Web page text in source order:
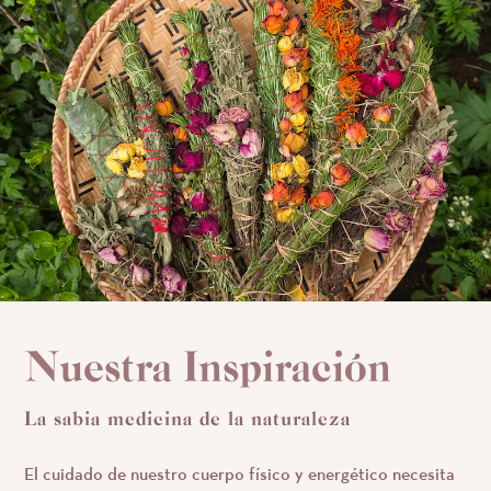
Nuestra Inspiración
La sabia medicina de la naturaleza
El cuidado de nuestro cuerpo físico y energético necesita